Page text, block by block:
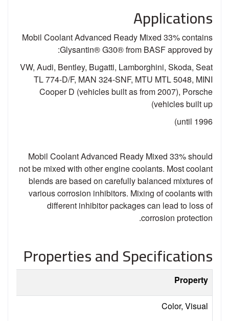
Applications
Mobil Coolant Advanced Ready Mixed 33% contains
Glysantin® G30® from BASF approved by:
VW, Audi, Bentley, Bugatti, Lamborghini, Skoda, Seat
TL 774-D/F, MAN 324-SNF, MTU MTL 5048, MINI
Cooper D (vehicles built as from 2007), Porsche
(vehicles built up
until 1996)
Mobil Coolant Advanced Ready Mixed 33% should
not be mixed with other engine coolants. Most coolant
blends are based on carefully balanced mixtures of
various corrosion inhibitors. Mixing of coolants with
different inhibitor packages can lead to loss of
corrosion protection.
Properties and Specifications
Property
Color, Visual